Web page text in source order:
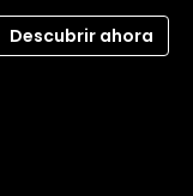
Descubrir ahora